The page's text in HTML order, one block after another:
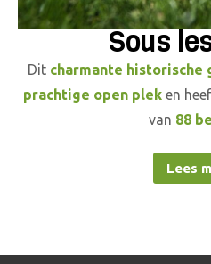
Sous
Dit charmante historische
prachtige open plek en
van 88
Lees